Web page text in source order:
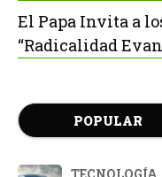
El Papa Invita a
“Radicalidad
POPULAR